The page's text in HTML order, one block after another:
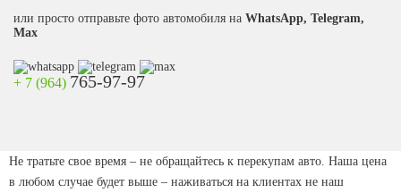
или просто отправьте фото автомобиля на WhatsApp, Telegram,
Max
+ 7 (964) 765-97-97
Не тратьте свое время – не обращайтесь к перекупам авто. Наша цена
в любом случае будет выше – наживаться на клиентах не наш